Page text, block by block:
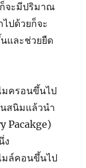
จะมีปริมาณ
ปด้วยก็จะ
และช่วยยืด
มครอนขึ้นไป
สนิมแล้วนำ
Pacakge)
ง
มล์คอนขึ้นไป